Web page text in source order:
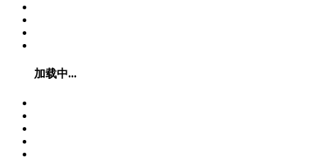
加载中...